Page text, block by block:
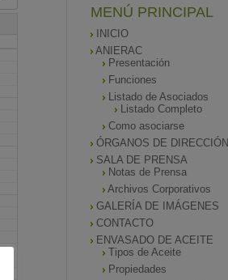
MENÚ PRINCIPAL
INICIO
ANIERAC
Presentación
Funciones
Listado de Asociados
Listado Completo
Como asociarse
ÓRGANOS DE DIRECCIÓN
SALA DE PRENSA
Notas de Prensa
Archivos Corporativos
GALERÍA DE IMÁGENES
CONTACTO
ENVASADO DE ACEITE
Tipos de Aceite
Propiedades